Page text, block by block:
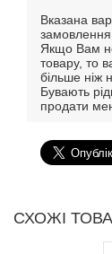
Вказана
Якщо Вам
товару, то
більше ніж
Бувають
продати
СХОЖІ